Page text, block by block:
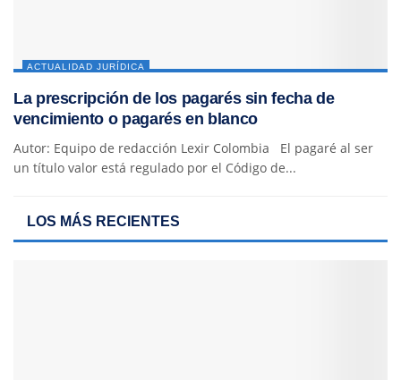
ACTUALIDAD JURÍDICA
La prescripción de los pagarés sin fecha de
vencimiento o pagarés en blanco
Autor: Equipo de redacción Lexir Colombia El pagaré al ser
un título valor está regulado por el Código de...
LOS MÁS RECIENTES